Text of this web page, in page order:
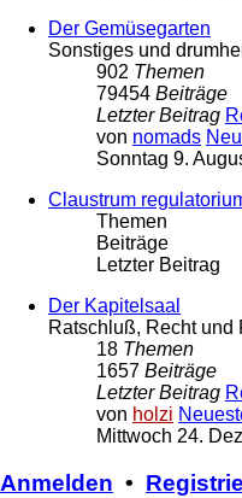
Der Gemüsegarten
Sonstiges und
902 Themen
79454 Beiträge
Letzter Beitrag
von nomads
Sonntag 9.
Claustrum
Themen
Beiträge
Letzter Beitrag
Der Kapitelsaal
Ratschluß, Recht und
18 Themen
1657 Beiträge
Letzter Beitrag
von holzi
Mittwoch 24.
Anmelden •